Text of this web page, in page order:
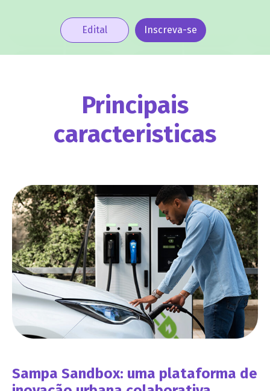
Edital Inscreva-se
Principais
caracteristicas
Sampa Sandbox: uma plataforma de